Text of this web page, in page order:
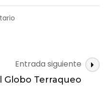
millones
de
Galaxy
Entrada siguiente
Globo Terraqueo